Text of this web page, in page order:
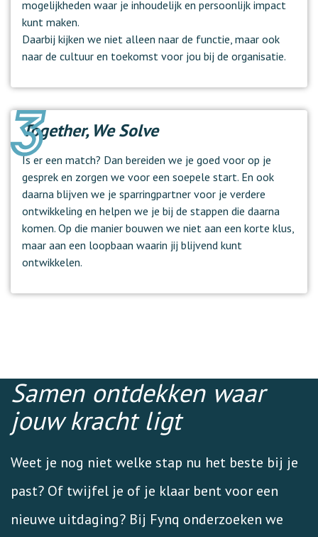
mogelijkheden waar je inhoudelijk en persoonlijk impact
kunt maken.
Daarbij kijken we niet alleen naar de functie, maar ook
naar de cultuur en toekomst voor jou bij de organisatie.
Together, We Solve
Is er een match? Dan bereiden we je goed voor op je
gesprek en zorgen we voor een soepele start. En ook
daarna blijven we je sparringpartner voor je verdere
ontwikkeling en helpen we je bij de stappen die daarna
komen. Op die manier bouwen we niet aan een korte klus,
maar aan een loopbaan waarin jij blijvend kunt
ontwikkelen.
Samen ontdekken waar
jouw kracht ligt
Weet je nog niet welke stap nu het beste bij je
past? Of twijfel je of je klaar bent voor een
nieuwe uitdaging? Bij Fynq onderzoeken we